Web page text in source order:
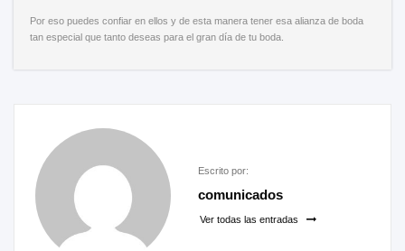
Por eso puedes confiar en ellos y de esta manera tener esa alianza de boda
tan especial que tanto deseas para el gran día de tu boda.
Escrito por:
comunicados
Ver todas las entradas